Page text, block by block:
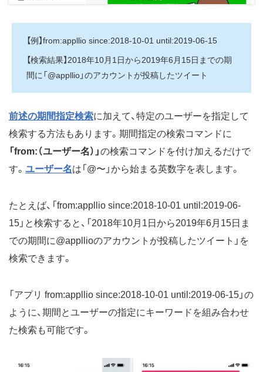
【例】from:appllio since:2018-10-01 until:2019-06-15
【検索結果】2018年10月1日から2019年6月15日までの期
間に「@appllio」のアカウントが投稿したツイート
前述の期間指定検索に加えて、特定のユーザーを指定して
検索する方法もあります。期間指定の検索コマンドに
「from:（ユーザー名）」の検索コマンドを付け加えるだけで
す。 ユーザー名は「@〜」から始まる英数字を表します。
たとえば、「from:appllio since:2018-10-01 until:2019-06-
15」と検索すると、「2018年10月1日から2019年6月15日ま
での期間に@appllioのアカウントが投稿したツイート」を
検索できます。
「アプリ from:appllio since:2018-10-01 until:2019-06-15」の
ように、期間とユーザーの指定にキーワードを組み合わせ
た検索も可能です。